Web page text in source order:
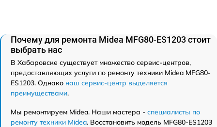
Почему для ремонта Midea MFG80-ES1203 стоит
выбрать нас
В Хабаровске существует множество сервис-центров,
предоставляющих услуги по ремонту техники Midea MFG80-
ES1203. Однако наш сервис-центр выделяется
преимуществами.
Мы ремонтируем Midea. Наши мастера - специалисты по
ремонту техники Midea. Восстановить модель MFG80-ES1203